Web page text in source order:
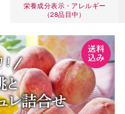
栄養成分表示・アレルギー
（28品目中）